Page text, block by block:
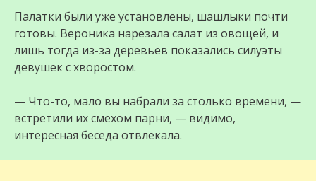
Палатки были уже установлены, шашлыки почти
готовы. Вероника нарезала салат из овощей, и
лишь тогда из-за деревьев показались силуэты
девушек с хворостом.
— Что-то, мало вы набрали за столько времени, —
встретили их смехом парни, — видимо,
интересная беседа отвлекала.